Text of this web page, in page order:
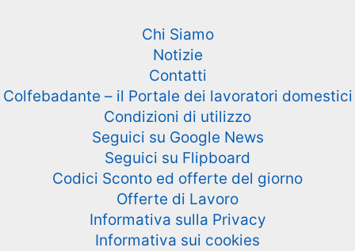
Chi Siamo
Notizie
Contatti
Colfebadante – il Portale dei lavoratori domestici
Condizioni di utilizzo
Seguici su Google News
Seguici su Flipboard
Codici Sconto ed offerte del giorno
Offerte di Lavoro
Informativa sulla Privacy
Informativa sui cookies